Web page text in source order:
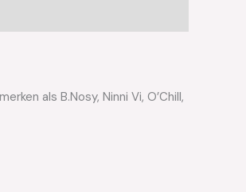
als B.Nosy, Ninni Vi, O’Chill,